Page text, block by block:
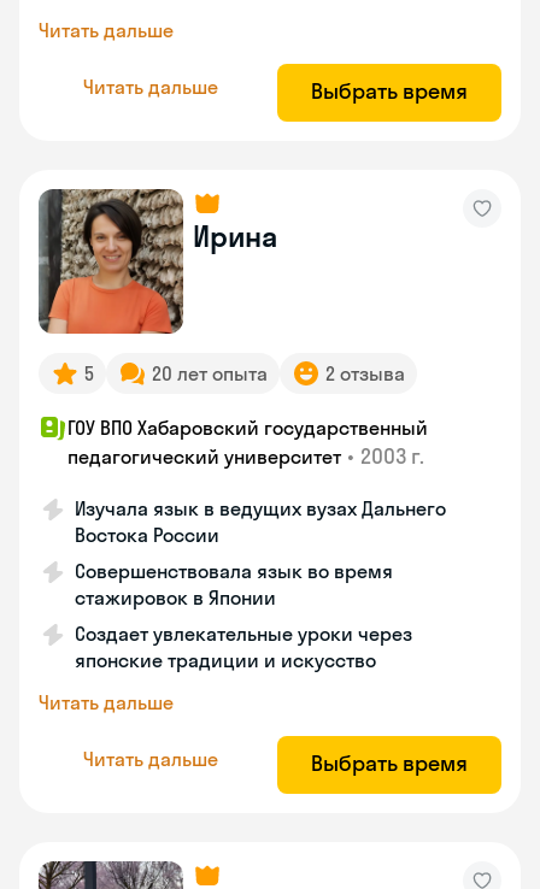
Читать дальше
Читать дальше Выбрать время
Ирина
5 20 лет опыта 2 отзыва
ГОУ ВПО Хабаровский государственный
педагогический университет • 2003 г.
Изучала язык в ведущих вузах Дальнего
Востока России
Совершенствовала язык во время
стажировок в Японии
Создает увлекательные уроки через
японские традиции и искусство
Читать дальше
Читать дальше Выбрать время